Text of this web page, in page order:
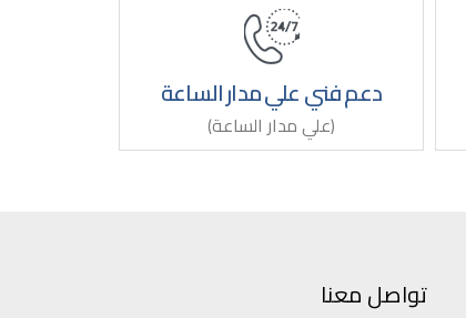
دعم فني علي مدار الساعة
(علي مدار الساعة)
تواصل معنا